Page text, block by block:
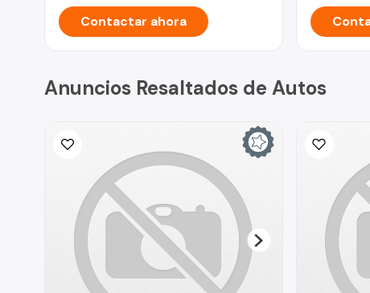
Contactar ahora
Anuncios Resaltados de Autos